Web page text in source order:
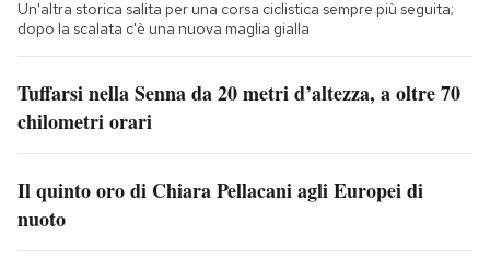
Un'altra storica salita per una corsa ciclistica sempre più seguita;
dopo la scalata c'è una nuova maglia gialla
Tuffarsi nella Senna da 20 metri d’altezza, a oltre 70
chilometri orari
Il quinto oro di Chiara Pellacani agli Europei di
nuoto